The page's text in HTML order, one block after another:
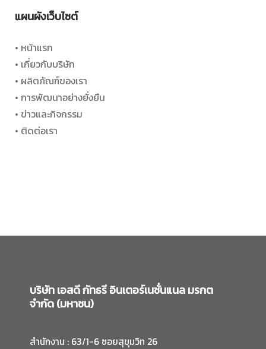
แผนผังเว็บไซต์
• หน้าแรก
• เกี่ยวกับบริษัท
• ผลิตภัณฑ์ของเรา
• การพัฒนาอย่างยั่งยืน
• ข่าวและกิจกรรม
• ติดต่อเรา
บริษัท เอสดี กัทธรี อินเตอร์เนชั่นแนล มรกต
จำกัด (มหาชน)
สำนักงาน : 63/1-6 ซอยสุขุมวิท 26